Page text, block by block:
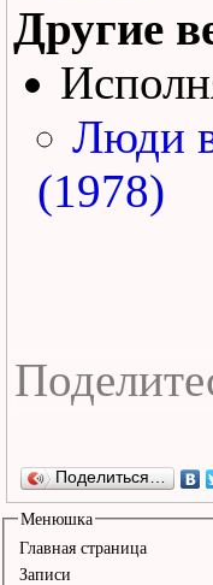
Другие
Люди
(1978)
Поделиться…
Менюшка
Главная страница
Записи